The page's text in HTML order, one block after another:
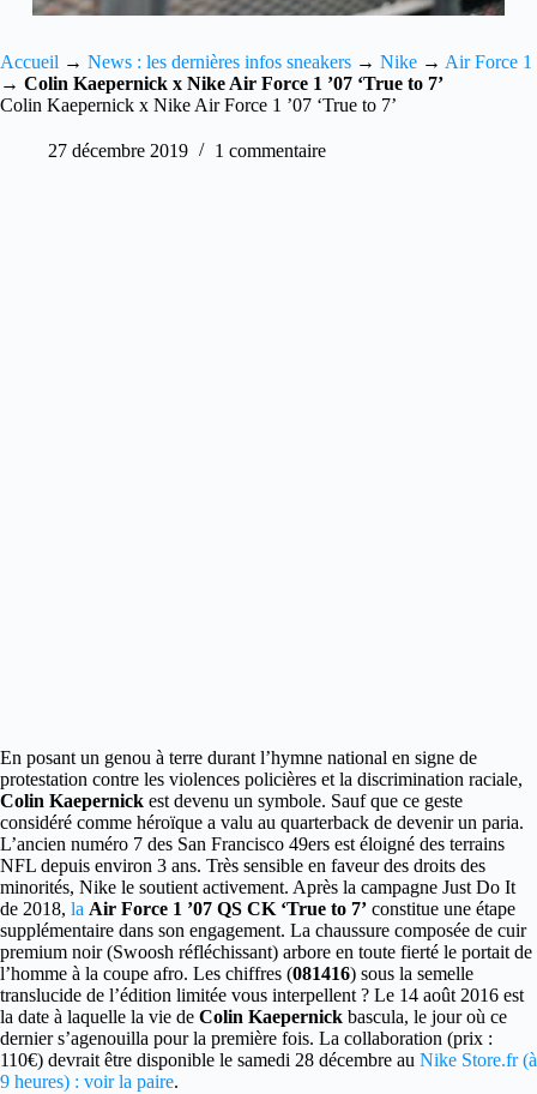
Accueil → News : les dernières infos sneakers → Nike → Air Force 1
→ Colin Kaepernick x Nike Air Force 1 ’07 ‘True to 7’
Colin Kaepernick x Nike Air Force 1 ’07 ‘True to 7’
27 décembre 2019 1 commentaire
En posant un genou à terre durant l’hymne national en signe de
protestation contre les violences policières et la discrimination raciale,
Colin Kaepernick est devenu un symbole. Sauf que ce geste
considéré comme héroïque a valu au quarterback de devenir un paria.
L’ancien numéro 7 des San Francisco 49ers est éloigné des terrains
NFL depuis environ 3 ans. Très sensible en faveur des droits des
minorités, Nike le soutient activement. Après la campagne Just Do It
de 2018, la Air Force 1 ’07 QS CK ‘True to 7’ constitue une étape
supplémentaire dans son engagement. La chaussure composée de cuir
premium noir (Swoosh réfléchissant) arbore en toute fierté le portait de
l’homme à la coupe afro. Les chiffres (081416) sous la semelle
translucide de l’édition limitée vous interpellent ? Le 14 août 2016 est
la date à laquelle la vie de Colin Kaepernick bascula, le jour où ce
dernier s’agenouilla pour la première fois. La collaboration (prix :
110€) devrait être disponible le samedi 28 décembre au Nike Store.fr (à
9 heures) : voir la paire.